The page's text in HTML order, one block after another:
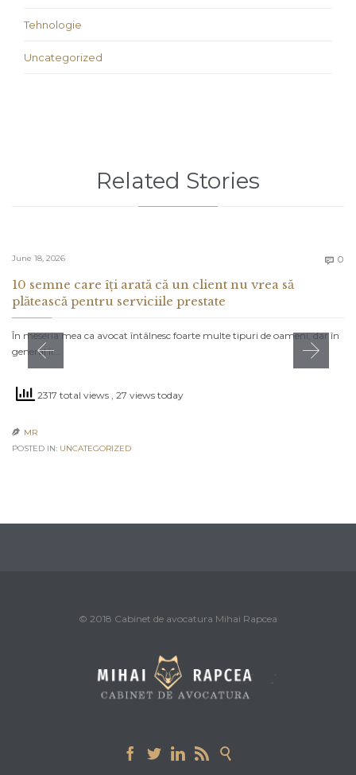
Tehnologie
Uncategorized
Related Stories
June 18, 2026  0
10 semne care îți arată că un client nu vrea să
plătească pentru serviciile prestate
În meseria mea ca avocat întâlnesc foarte multe tipuri de oameni, dar în
general îi…
2317 total views , 27 views today
 MR
POSTED IN: UNCATEGORIZED
© 2018 Cabinet de avocatura Mihai Rapcea
    